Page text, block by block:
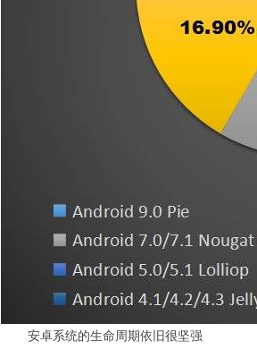
安卓系统的生命周期依旧很坚强